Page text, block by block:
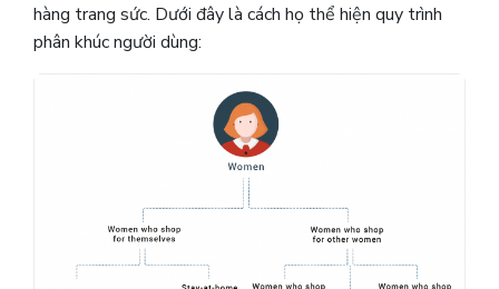
hàng trang sức. Dưới đây là cách họ thể hiện quy trình
phân khúc người dùng: